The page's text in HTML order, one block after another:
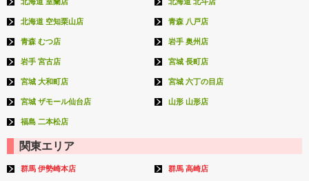
北海道 空知栗山店 青森 八戸店
青森 むつ店 岩手 奥州店
岩手 宮古店 宮城 長町店
宮城 大和町店 宮城 六丁の目店
宮城 ザモール仙台店 山形 山形店
福島 二本松店
関東エリア
群馬 伊勢崎本店 群馬 高崎店